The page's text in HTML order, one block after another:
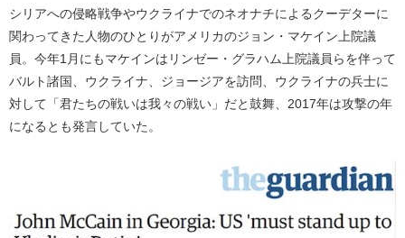
シリアへの侵略戦争やウクライナでのネオナチによるクーデターに
関わってきた人物のひとりがアメリカのジョン・マケイン上院議
員。今年1月にもマケインはリンゼー・グラハム上院議員らを伴って
バルト諸国、ウクライナ、ジョージアを訪問、ウクライナの兵士に
対して「君たちの戦いは我々の戦い」だと鼓舞、2017年は攻撃の年
になるとも発言していた。